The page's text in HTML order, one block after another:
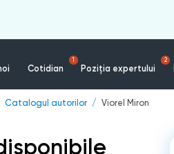
Cotidian
1
Poziția expertului
2
Catalogul autorilor Viorel Miron